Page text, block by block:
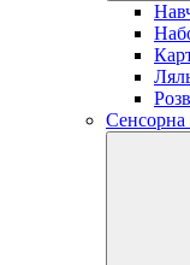
Сенсорна